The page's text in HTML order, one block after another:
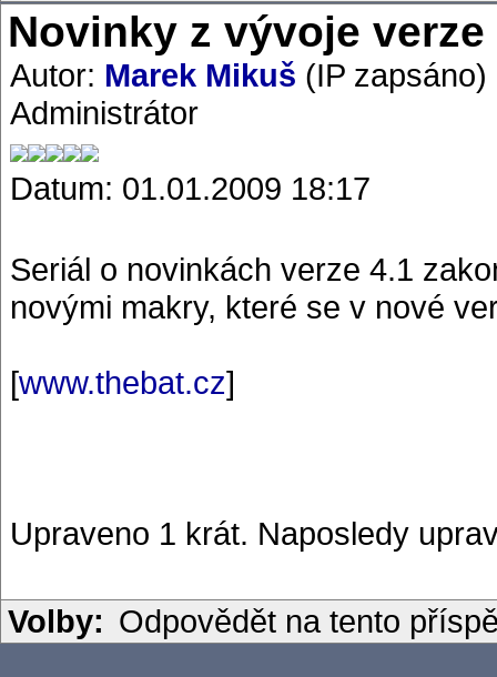
Novinky z vývoje verze
Autor: Marek Mikuš (IP zapsáno)
Administrátor
Datum: 01.01.2009 18:17
Seriál o novinkách verze 4.1
novými makry, které se v nové
[www.thebat.cz]
Upraveno 1 krát. Naposledy
Volby: Odpovědět na tento